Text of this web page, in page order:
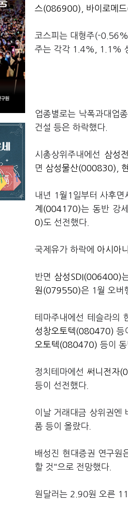
스(086900)
바이로메
코스피는 대형주(-
주는 각각 1.4%, 1.1%
업종별로는 낙폭과대업
건설 등은 하락했다.
시총상위주내에선 삼성
면 삼성물산(000830)
내년 1월1일부터 사후면
계(004170)는 동반 강
0)도 선전했다.
국제유가 하락에 아시아
반면 삼성SDI(006400)
원(079550)은 1월 오버
테마주내에선 테슬라의
성창오토텍(080470) 등
오토텍(080470) 등이
정치테마에선 써니전자
등이 선전했다.
이날 거래대금 상위권엔
품 등이 올랐다.
배성진 현대증권 연구원
할 것"으로 전망했다.
원달러는 2.90원 오른